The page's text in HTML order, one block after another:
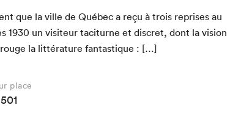
que la ville de Québec a reçu à trois repris­es au
1930 un vis­i­teur tac­i­turne et dis­cret, dont la vision
la lit­téra­ture fantastique : […]
place